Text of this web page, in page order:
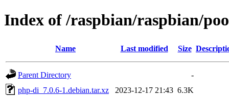
Index of /raspbian/raspbian/
Name Last modified Size
Parent Directory
-
php-di_7.0.6-1.debian.tar.xz
2023-12-17 21:43 6.3K